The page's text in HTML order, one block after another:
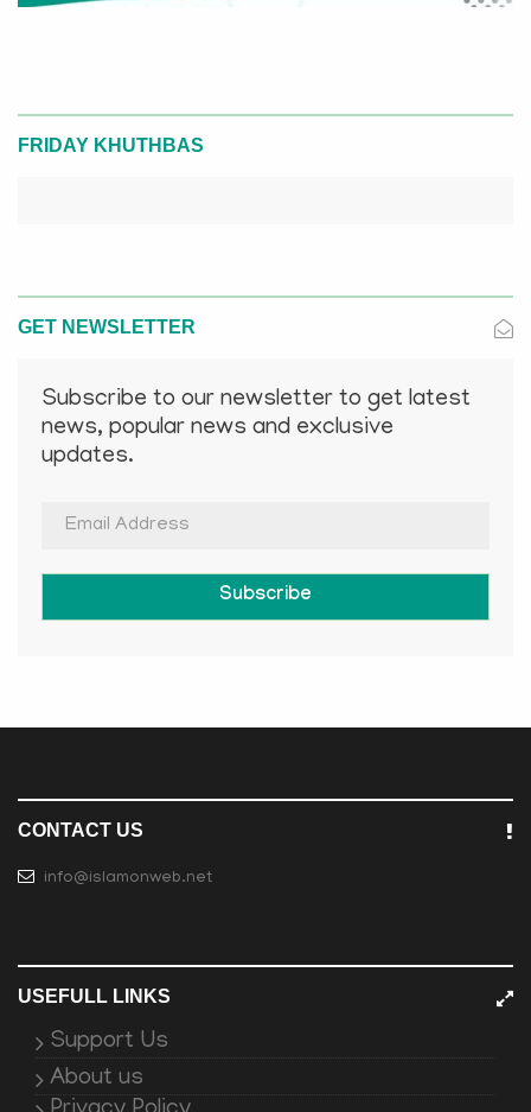
FRIDAY KHUTHBAS
GET NEWSLETTER
Subscribe to our newsletter to get latest
news, popular news and exclusive
updates.
Subscribe
CONTACT US
info@islamonweb.net
USEFULL LINKS
Support Us
About us